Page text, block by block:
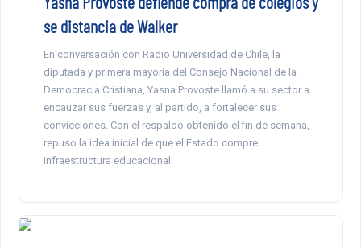
se distancia de Walker
En conversación con Radio Universidad de Chile, la
diputada y primera mayoría del Consejo Nacional de la
Democracia Cristiana, Yasna Provoste llamó a su sector a
encauzar sus fuerzas y, al partido, a fortalecer sus
convicciones. Con el respaldo obtenido el fin de semana,
repuso la idea inicial de que el Estado compre
infraestructura educacional.